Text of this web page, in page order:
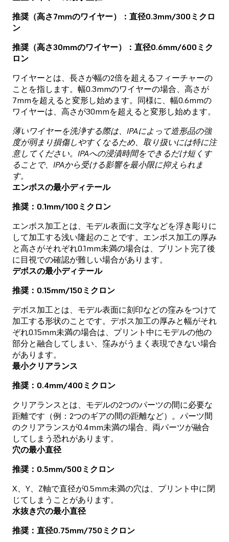
推奨（高さ7mmのワイヤー）：直径0.3mm/300ミクロ
ン
推奨（高さ30mmのワイヤー）：直径0.6mm/600ミク
ロン
ワイヤーとは、長さが幅の2倍を超えるフィーチャーの
ことを指します。幅0.3mmのワイヤーの場合、高さが
7mmを超えると変形し始めます。同様に、幅0.6mmの
ワイヤーは、高さが30mmを超えると変形し始めます。
薄いワイヤーを洗浄する際は、IPAによって造形品の強
度が弱まり損傷しやすくなるため、取り扱いには特に注
意してください。IPAへの浸漬時間をできるだけ短くす
ることで、IPAから受ける影響を最小限に抑えられま
す。
エンボスの最小ディテール
推奨：0.1mm/100ミクロン
エンボス加工とは、モデル表面に文字などを浮き彫りに
して加工する浅い隆起のことです。エンボス加工の厚み
と高さがそれぞれ0.1mm未満の場合は、プリント完了後
に目視での確認が難しい場合があります。
デボスの最小ディテール
推奨：0.15mm/150ミクロン
デボス加工とは、モデル表面に刻印などの窪みをつけて
加工する形状のことです。デボス加工の厚みと幅がそれ
ぞれ0.15mm未満の場合は、プリント中にモデルの他の
部分と融合してしまい、窪みがうまく表現できない場合
があります。
最小クリアランス
推奨：0.4mm/400ミクロン
クリアランスとは、モデルの2つのパーツの間に必要な
距離です（例：2つのギアの間の距離など）。パーツ間
のクリアランスが0.4mm未満の場合、両パーツが融合
してしまう恐れがあります。
穴の最小直径
推奨：0.5mm/500ミクロン
X、Y、Z軸で直径が0.5mm未満の穴は、プリント中に閉
じてしまうことがあります。
水抜き穴の最小直径
推奨：直径0.75mm/750ミクロン